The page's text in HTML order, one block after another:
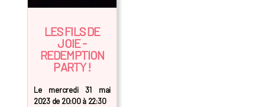
LES FILS DE
JOIE -
REDEMPTION
PARTY !
Le mercredi 31 mai
2023 de 20:00 à 22:30